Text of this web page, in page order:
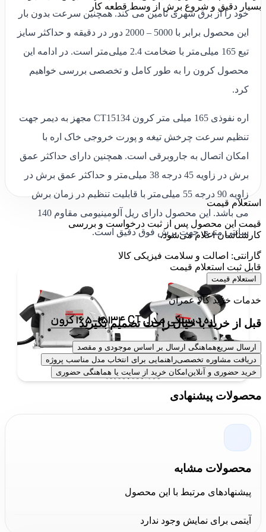
بسیار دقیق و شروع برش از وسط قطعه کار
خود را از برق شهری تامین می کند. همچنین سرعت بدون بار
این محصول برابر با 5000 – 2000 دور در دقیقه و حداکثر سایز
تیع 165 میلی‌متر با ضخامت 2.4 میلی‌متر است. در ادامه این
محصول کرون را به طور کامل و تخصصی بررسی خواهیم
کرد.
اره نفوذی 165 میلی متر کرون CT15134 مجهز به دیمر جهت
تنظیم سرعت چرخش تیغه و پورت خروجی خاک اره با
امکان اتصال به جاروبرقی است. همچنین دارای حداکثر عمق
برش در زاویه 45 درجه 38 میلی‌متر و حداکثر عمق برش در
زاویه 90 درجه 55 میلی‌متر با قابلیت تنظیم در زمان برش
می باشد. این محصول دارای ریل آلومینیومی مقاوم 140
سانتی متری جهت برش فوق دقیق است.
کرون
برای خریداره دیسکی مدل CT 15134-165 کرون
توانید به دو روش خرید آنلاین از سایت کالا عمران و خرید
استعلام قیمت
قیمت این محصول پس از ثبت درخواست و بررسی
کارشناسان اعلام می‌شود.
گارانتی: اصالت و سلامت فیزیکی کالا
قابل ثبت استعلام قیمت
استعلام قیمت
خدمات خرید کالا عمران
قبل از خرید با خیال راحت تصمیم بگیرید
ارسال سریعهماهنگی ارسال بر اساس موجودی و مقصد
دریافت مشاوره تخصصیراهنمایی برای انتخاب مدل مناسب پروژه
خرید حضوری و آنلاین امکان خرید از سایت یا هماهنگی حضوری
محصولات پیشنهادی
محصولات مشابه
پیشنهادهای مرتبط با این محصول
آیتمی برای نمایش وجود ندارد